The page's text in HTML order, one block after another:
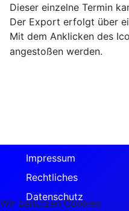
Dieser einzelne Termin
Der Export erfolgt über
Mit dem Anklicken des
angestoßen werden.
Impressum
Rechtliches
Datenschutz
Wir benutzen Cookies